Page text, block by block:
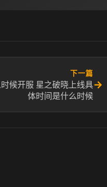
下一篇
候开服 星之破晓上线具
体时间是什么时候
→